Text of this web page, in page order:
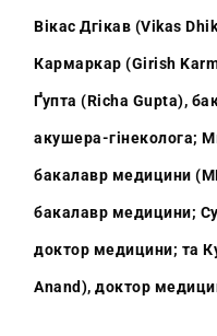
Вікас Дгікав (Vikas
Кармаркар (Girish
Ґупта (Richa Gupta),
акушера-гінеколога;
бакалавр медицини
бакалавр медицини;
доктор медицини; та
Anand), доктор